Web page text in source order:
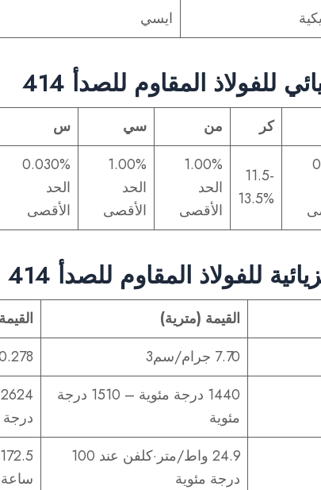
ايسي
للفولاذ المقاوم للصدأ 414
كر من سي س
11.5-
13.5%
1.00%
الحد
الأقصى
1.00%
الحد
الأقصى
0.030%
الحد
الأقصى
للفولاذ المقاوم للصدأ 414
القيمة (مترية)
7.70 جرام/سم3 0.278 رطل/بوصة
1440 درجة مئوية – 1510 درجة
مئوية
درجة
24.9 واط/متر·كلفن عند 100
درجة مئوية